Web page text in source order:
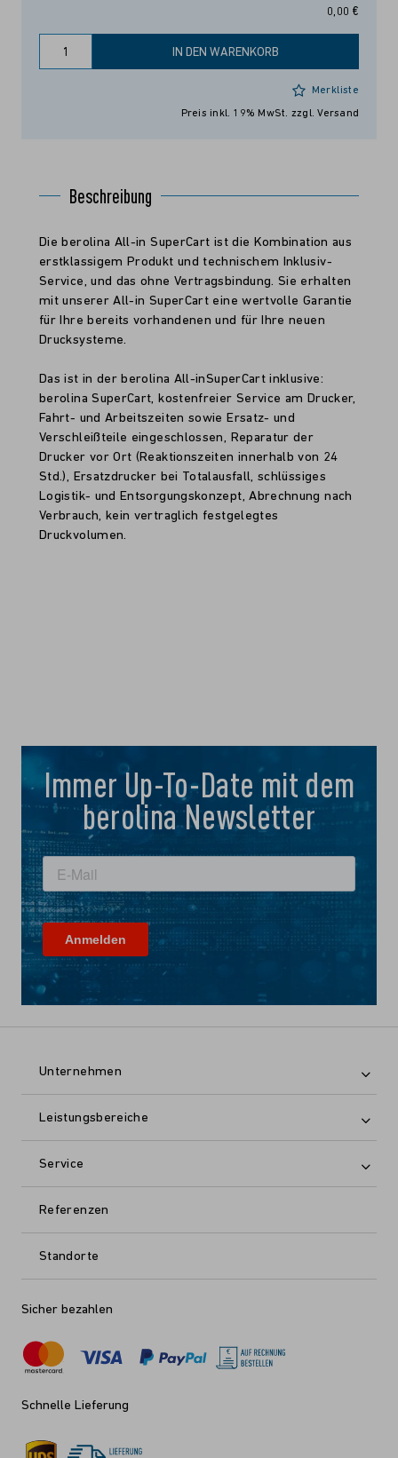
0,00 €
IN DEN WARENKORB
Merkliste
Preis inkl. 19% MwSt. zzgl. Versand
Beschreibung
Die berolina All-in SuperCart ist die Kombination aus
erstklassigem Produkt und technischem Inklusiv-
Service, und das ohne Vertragsbindung. Sie erhalten
mit unserer All-in SuperCart eine wertvolle Garantie
für Ihre bereits vorhandenen und für Ihre neuen
Drucksysteme.
Das ist in der berolina All-inSuperCart inklusive:
berolina SuperCart, kostenfreier Service am Drucker,
Fahrt- und Arbeitszeiten sowie Ersatz- und
Verschleißteile eingeschlossen, Reparatur der
Drucker vor Ort (Reaktionszeiten innerhalb von 24
Std.), Ersatzdrucker bei Totalausfall, schlüssiges
Logistik- und Entsorgungskonzept, Abrechnung nach
Verbrauch, kein vertraglich festgelegtes
Druckvolumen.
Immer Up-To-Date mit dem
berolina Newsletter
Unternehmen
Leistungsbereiche
Service
Referenzen
Standorte
Sicher bezahlen
Schnelle Lieferung